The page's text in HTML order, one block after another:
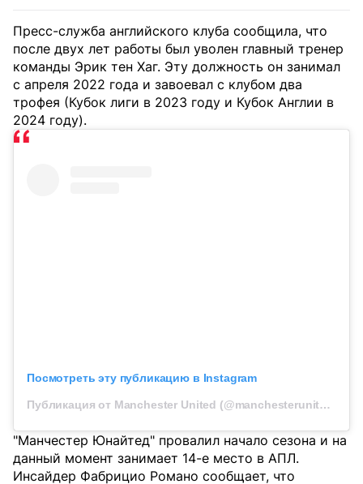
Пресс-служба английского клуба сообщила, что
после двух лет работы был уволен главный тренер
команды Эрик тен Хаг. Эту должность он занимал
с апреля 2022 года и завоевал с клубом два
трофея (Кубок лиги в 2023 году и Кубок Англии в
2024 году).
Посмотреть эту публикацию в Instagram
Публикация от Manchester United (@manchesterunited)
"Манчестер Юнайтед" провалил начало сезона и на
данный момент занимает 14-е место в АПЛ.
Инсайдер Фабрицио Романо сообщает, что